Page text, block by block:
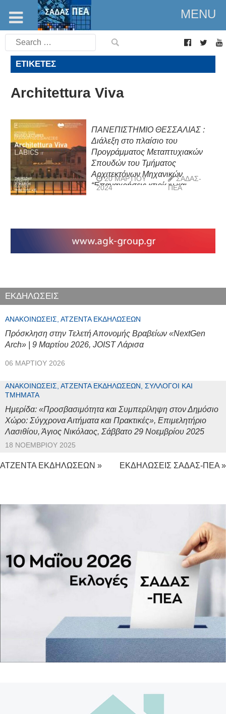
MENU
Search
for:
ΕΤΙΚΈΤΕΣ
Architettura Viva
ΠΑΝΕΠΙΣΤΗΜΙΟ ΘΕΣΣΑΛΙΑΣ :
Διάλεξη στο πλαίσιο του
Προγράμματος Μεταπτυχιακών
Σπουδών του Τμήματος
Αρχιτεκτόνων Μηχανικών
“Επαναχρήσεις κτιρίων και
20 ΜΑΡΤΊΟΥ
2024
ΣΑΔΑΣ-
ΠΕΑ
ΕΚΔΗΛΩΣΕΙΣ
ΑΝΑΚΟΙΝΏΣΕΙΣ, ΑΤΖΈΝΤΑ ΕΚΔΗΛΏΣΕΩΝ
Πρόσκληση στην Τελετή Απονομής Βραβείων «NextGen
Arch» | 9 Μαρτίου 2026, JOIST Λάρισα
06 ΜΑΡΤΊΟΥ 2026
ΑΝΑΚΟΙΝΏΣΕΙΣ, ΑΤΖΈΝΤΑ ΕΚΔΗΛΏΣΕΩΝ, ΣΎΛΛΟΓΟΙ ΚΑΙ
ΤΜΉΜΑΤΑ
Ημερίδα: «Προσβασιμότητα και Συμπερίληψη στον Δημόσιο
Χώρο: Σύγχρονα Αιτήματα και Πρακτικές», Επιμελητήριο
Λασιθίου, Άγιος Νικόλαος, Σάββατο 29 Νοεμβρίου 2025
18 ΝΟΕΜΒΡΊΟΥ 2025
ΑΤΖΕΝΤΑ ΕΚΔΗΛΩΣΕΩΝ » ΕΚΔΗΛΩΣΕΙΣ ΣΑΔΑΣ-ΠΕΑ »